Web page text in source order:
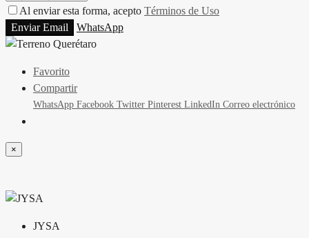
Al enviar esta forma, acepto Términos de Uso
Enviar Email
WhatsApp
Favorito
Compartir
WhatsApp Facebook Twitter Pinterest LinkedIn Correo electrónico
×
JYSA